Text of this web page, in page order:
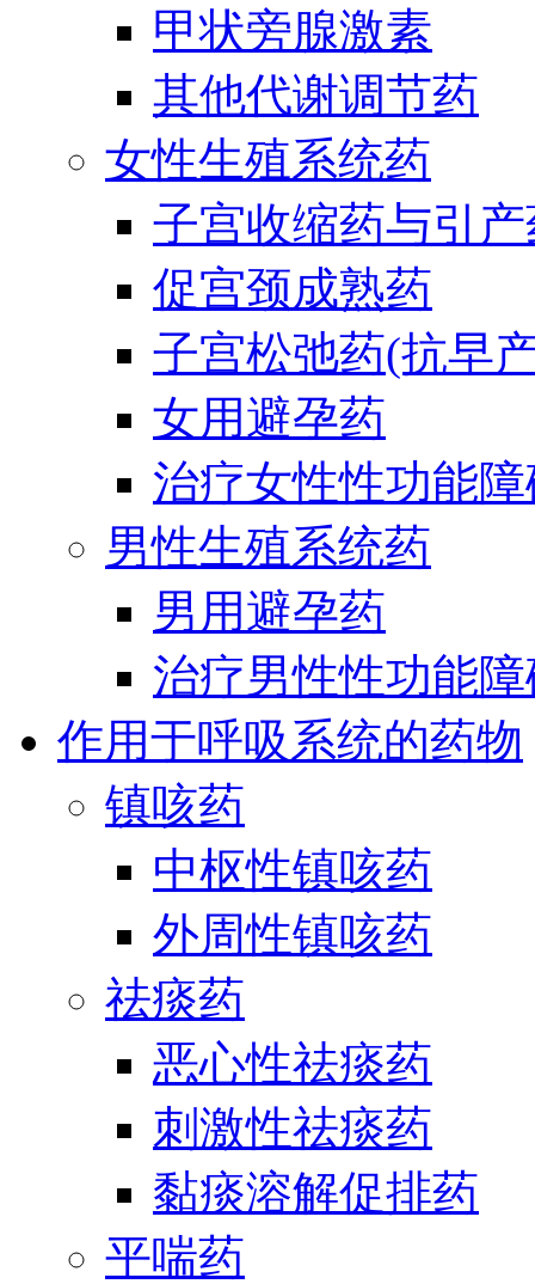
甲状旁腺激素
其他代谢调节药
女性生殖系统药
子宫收缩药与引
促宫颈成熟药
子宫松弛药(抗早
女用避孕药
治疗女性性功能
男性生殖系统药
男用避孕药
治疗男性性功能
作用于呼吸系统的药物
镇咳药
中枢性镇咳药
外周性镇咳药
祛痰药
恶心性祛痰药
刺激性祛痰药
黏痰溶解促排药
平喘药